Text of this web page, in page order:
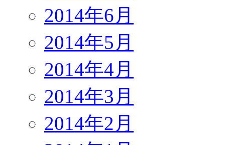
2014年6月
2014年5月
2014年4月
2014年3月
2014年2月